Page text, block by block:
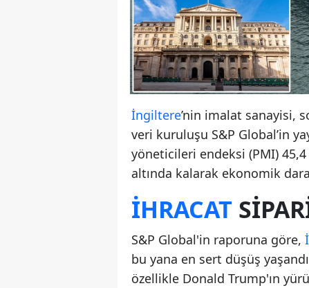
İngiltere’nin imalat sanayisi,
veri kuruluşu S&P Global’in
yöneticileri endeksi (PMI)
altında kalarak ekonomik
İHRACAT
S&P Global'in raporuna göre,
bu yana en sert düşüş
özellikle Donald Trump'ın